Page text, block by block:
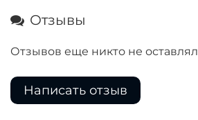
Отзывы
Отзывов еще никто не оставлял
Написать отзыв